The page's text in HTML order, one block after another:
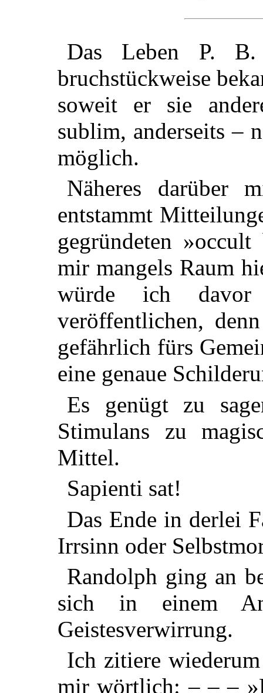
Das Leben P.
bruchstückweise
soweit er sie
sublim, anderseits –
möglich.
Näheres darüber
entstammt
gegründeten
mir mangels Raum
würde ich davor
veröffentlichen,
gefährlich fürs
eine genaue
Es genügt zu
Stimulans zu
Mittel.
Sapienti sat!
Das Ende in derlei
Irrsinn oder
Randolph ging an
sich in einem
Geistesverwirrung.
Ich zitiere
mir wörtlich: – – –